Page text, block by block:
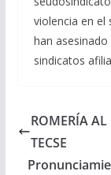
violencia en el
han
sindicatos
ROMERÍA
TECSE